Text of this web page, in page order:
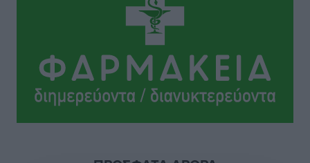
Αρδάνι – Απαγορεύτηκε η κολύμβηση στην περιοχή
πριν 24 ώρες